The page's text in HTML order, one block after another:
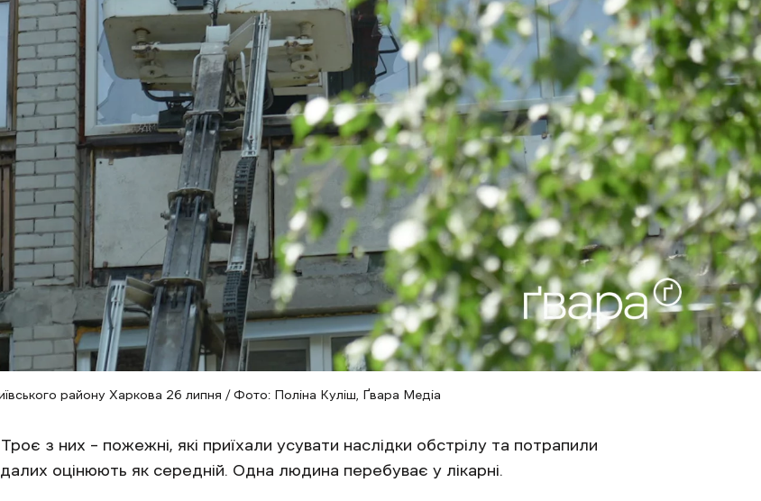
району Харкова 26 липня / Фото: Поліна Куліш, Ґвара Медіа
з них – пожежні, які приїхали усувати наслідки обстрілу та потрапили
оцінюють як середній. Одна людина перебуває у лікарні.